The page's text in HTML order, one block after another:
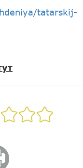
tatarskij-